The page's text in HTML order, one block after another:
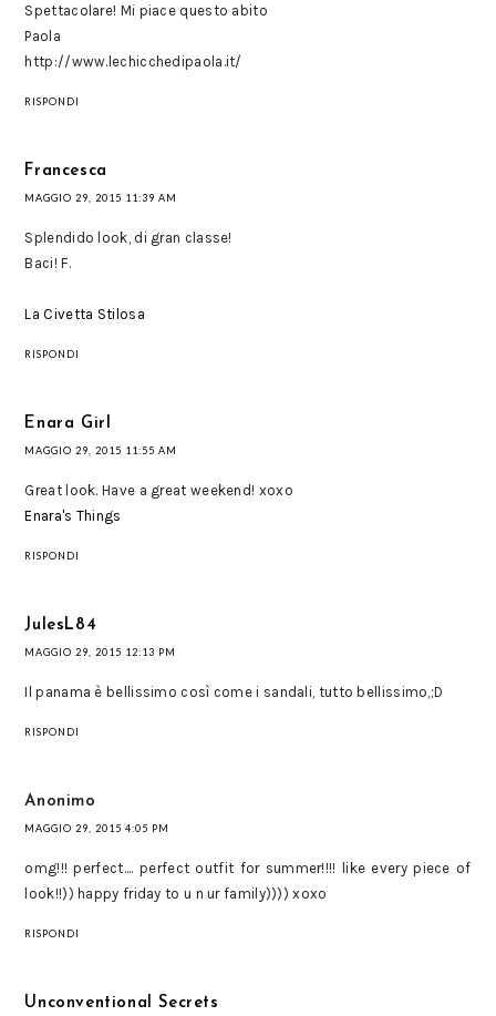
Spettacolare! Mi piace questo abito
Paola
http://www.lechicchedipaola.it/
RISPONDI
Francesca
MAGGIO 29, 2015 11:39 AM
Splendido look, di gran classe!
Baci! F.
La Civetta Stilosa
RISPONDI
Enara Girl
MAGGIO 29, 2015 11:55 AM
Great look. Have a great weekend! xoxo
Enara's Things
RISPONDI
JulesL84
MAGGIO 29, 2015 12:13 PM
Il panama è bellissimo così come i sandali, tutto bellissimo,;D
RISPONDI
Anonimo
MAGGIO 29, 2015 4:05 PM
omg!!! perfect.... perfect outfit for summer!!!! like every piece of
look!!)) happy friday to u n ur family)))) xoxo
RISPONDI
Unconventional Secrets